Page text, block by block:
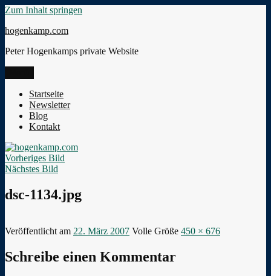
Zum Inhalt springen
hogenkamp.com
Peter Hogenkamps private Website
Startseite
Newsletter
Blog
Kontakt
Vorheriges Bild
Nächstes Bild
dsc-1134.jpg
Veröffentlicht am 22. März 2007 Volle Größe 450 × 676
Schreibe einen Kommentar